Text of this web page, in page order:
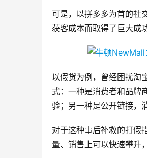
可是，以拼多多为首的社
获客成本而取得了巨大成
以假货为例，曾经困扰淘
式：一种是消费者和品牌
验；另一种是公开链接，
对于这种事后补救的打假
量、销售上可以快速攀升